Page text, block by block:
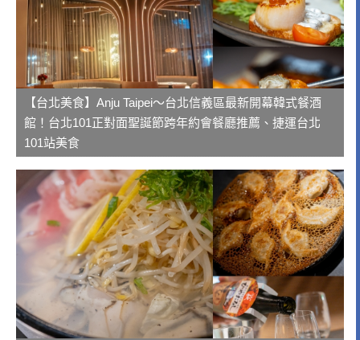
【台北美食】Anju Taipei～台北信義區最新開幕韓式餐酒
館！台北101正對面聖誕節跨年約會餐廳推薦、捷運台北
101站美食